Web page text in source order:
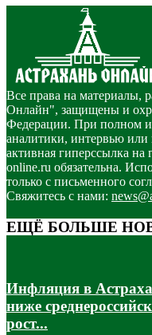
Все права на материалы,
Онлайн", защищены и
Федерации. При полном
аналитики, интервью
активная гиперссылка
online.ru обязательна.
только с письменного
Свяжитесь с нами:
ЕЩЁ БОЛЬШЕ
Инфляция в
ниже
рост...